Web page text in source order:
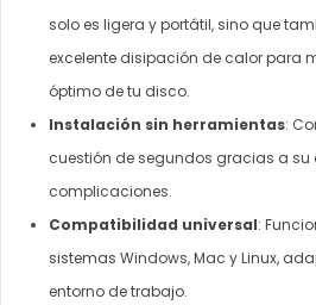
solo es ligera y portátil, sino que
excelente disipación de calor para
óptimo de tu disco.
Instalación sin herramientas:
cuestión de segundos gracias a su
complicaciones.
Compatibilidad universal:
sistemas Windows, Mac y Linux,
entorno de trabajo.